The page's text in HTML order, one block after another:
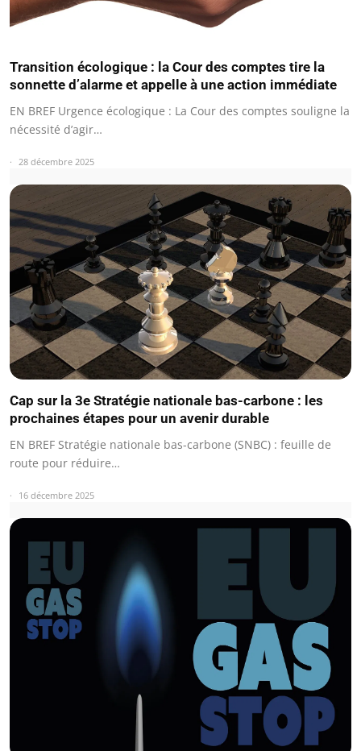
Transition écologique : la Cour des comptes tire la
sonnette d’alarme et appelle à une action immédiate
EN BREF Urgence écologique : La Cour des comptes souligne la
nécessité d’agir…
28 décembre 2025
Cap sur la 3e Stratégie nationale bas-carbone : les
prochaines étapes pour un avenir durable
EN BREF Stratégie nationale bas-carbone (SNBC) : feuille de
route pour réduire…
16 décembre 2025